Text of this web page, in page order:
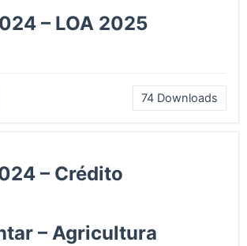
– LOA 2025
74 Downloads
– Crédito
– Agricultura